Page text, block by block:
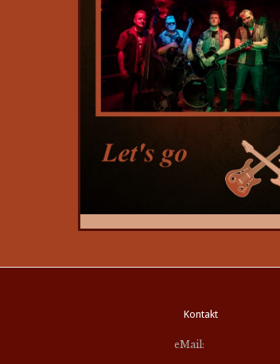
Kontakt
eMail: